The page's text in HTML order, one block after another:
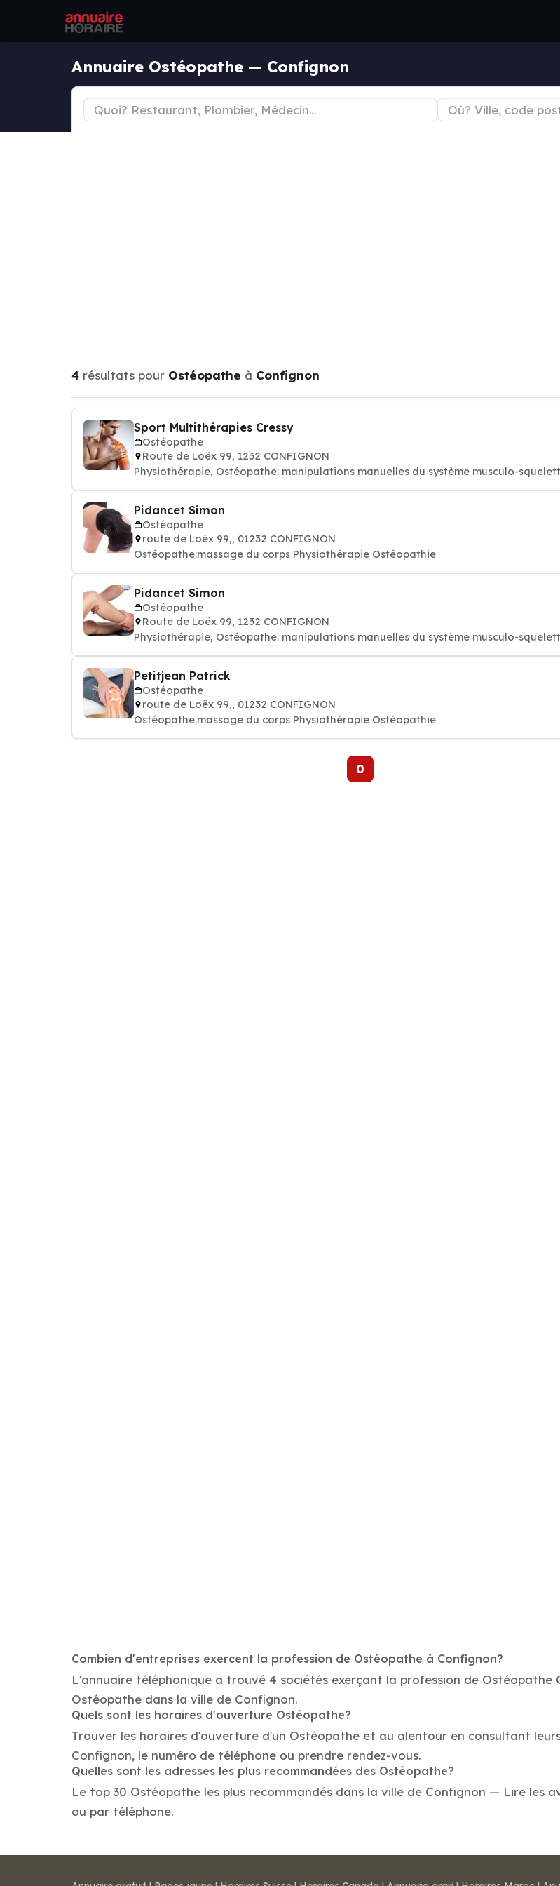
Annuaire Ostéopathe — Confignon
4 résultats pour Ostéopathe à Confignon
Sport Multithérapies Cressy
Ostéopathe
Route de Loëx 99, 1232 CONFIGNON
Physiothérapie, Ostéopathe: manipulations manuelles du système musculo-
Pidancet Simon
Ostéopathe
route de Loëx 99,, 01232 CONFIGNON
Ostéopathe:massage du corps Physiothérapie Ostéopathie
Pidancet Simon
Ostéopathe
Route de Loëx 99, 1232 CONFIGNON
Physiothérapie, Ostéopathe: manipulations manuelles du système musculo-
Petitjean Patrick
Ostéopathe
route de Loëx 99,, 01232 CONFIGNON
Ostéopathe:massage du corps Physiothérapie Ostéopathie
0
Combien d'entreprises exercent la profession de Ostéopathe à Confignon?
L'annuaire téléphonique a trouvé 4 sociétés exerçant la profession de
Ostéopathe dans la ville de Confignon.
Quels sont les horaires d'ouverture Ostéopathe?
Trouver les horaires d'ouverture d'un Ostéopathe et au alentour en consultant
Confignon, le numéro de téléphone ou prendre rendez-vous.
Quelles sont les adresses les plus recommandées des Ostéopathe?
Le top 30 Ostéopathe les plus recommandés dans la ville de Confignon — Lire les
ou par téléphone.